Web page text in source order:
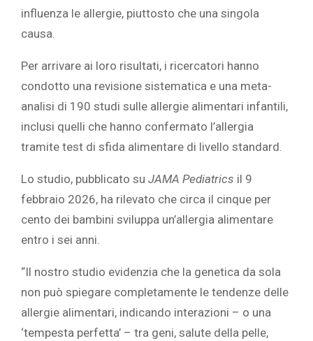
influenza le allergie, piuttosto che una singola
causa.
Per arrivare ai loro risultati, i ricercatori hanno
condotto una revisione sistematica e una meta-
analisi di 190 studi sulle allergie alimentari infantili,
inclusi quelli che hanno confermato l’allergia
tramite test di sfida alimentare di livello standard.
Lo studio, pubblicato su JAMA Pediatrics il 9
febbraio 2026, ha rilevato che circa il cinque per
cento dei bambini sviluppa un’allergia alimentare
entro i sei anni.
“Il nostro studio evidenzia che la genetica da sola
non può spiegare completamente le tendenze delle
allergie alimentari, indicando interazioni – o una
‘tempesta perfetta’ – tra geni, salute della pelle,